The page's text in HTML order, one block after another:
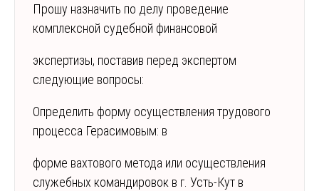
Прошу назначить по делу проведение
комплексной судебной финансовой
экспертизы, поставив перед экспертом
следующие вопросы:
Определить форму осуществления трудового
процесса Герасимовым: в
форме вахтового метода или осуществления
служебных командировок в г. Усть-Кут в